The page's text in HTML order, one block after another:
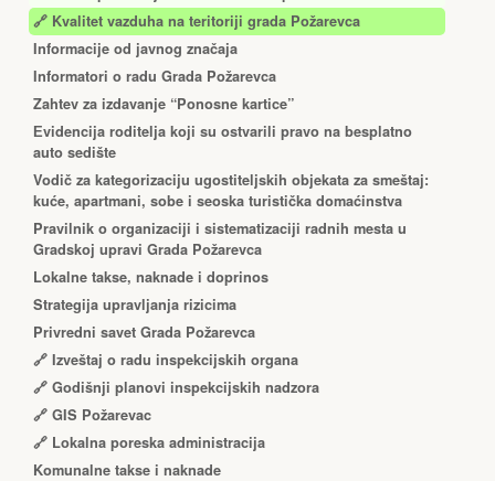
🔗 Kvalitet vazduha na teritoriji grada Požarevca
Informacije od javnog značaja
Informatori o radu Grada Požarevca
Zahtev za izdavanje “Ponosne kartice”
Еvidencija roditelja koji su ostvarili pravo na besplatno
auto sedište
Vodič za kategorizaciju ugostiteljskih objekata za smeštaj:
kuće, apartmani, sobe i seoska turistička domaćinstva
Pravilnik o organizaciji i sistematizaciji radnih mesta u
Gradskoj upravi Grada Požarevca
Lokalne takse, naknade i doprinos
Strategija upravljanja rizicima
Privredni savet Grada Požarevca
🔗 Izveštaj o radu inspekcijskih organa
🔗 Godišnji planovi inspekcijskih nadzora
🔗 GIS Požarevac
🔗 Lokalna poreska administracija
Komunalne takse i naknade